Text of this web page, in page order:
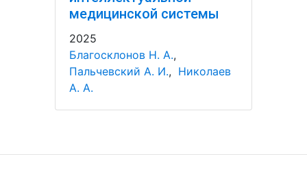
медицинской системы
2025
Благосклонов Н. А.,
Пальчевский А. И., Николаев
А. А.